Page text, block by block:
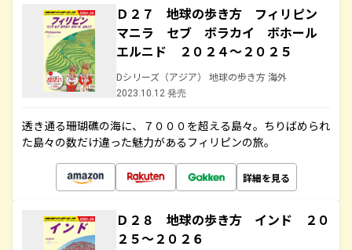
Ｄ２７ 地球の歩き方 フィリピン
マニラ セブ ボラカイ ボホール
エルニド ２０２４～２０２５
Dシリーズ（アジア） 地球の歩き方 海外
2023.10.12 発売
透き通る珊瑚礁の海に、７０００を超える島々。ちりばめられ
た島々の数だけ違った魅力があるフィリピンの旅。
詳細を見る
Ｄ２８ 地球の歩き方 インド ２０
２５～２０２６